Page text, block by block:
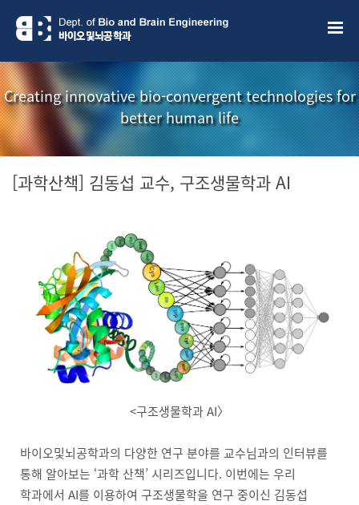
Creating innovative bio-convergent technologies for
better human life
[과학산책] 김동섭 교수, 구조생물학과 AI
<구조생물학과 AI〉
바이오및뇌공학과의 다양한 연구 분야를 교수님과의 인터뷰를
통해 알아보는 ‘과학 산책’ 시리즈입니다. 이번에는 우리
학과에서 AI를 이용하여 구조생물학을 연구 중이신 김동섭